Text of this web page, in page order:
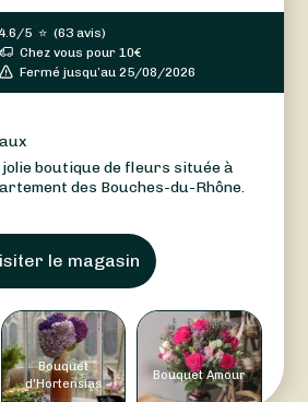
5 ⭐ (63 avis)
Chez vous pour10€
Fermé jusqu’au 25/08/2026
jolie boutique de fleurs située à
des Bouches-du-Rhône.
le magasin
Bouquet
d'Hortensias
Bouquet Amour